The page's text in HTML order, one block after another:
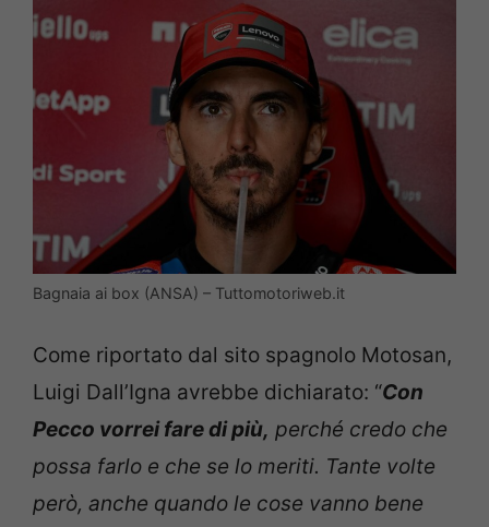
Bagnaia ai box (ANSA) – Tuttomotoriweb.it
Come riportato dal sito spagnolo Motosan,
Luigi Dall’Igna avrebbe dichiarato: “Con
Pecco vorrei fare di più, perché credo che
possa farlo e che se lo meriti. Tante volte
però, anche quando le cose vanno bene